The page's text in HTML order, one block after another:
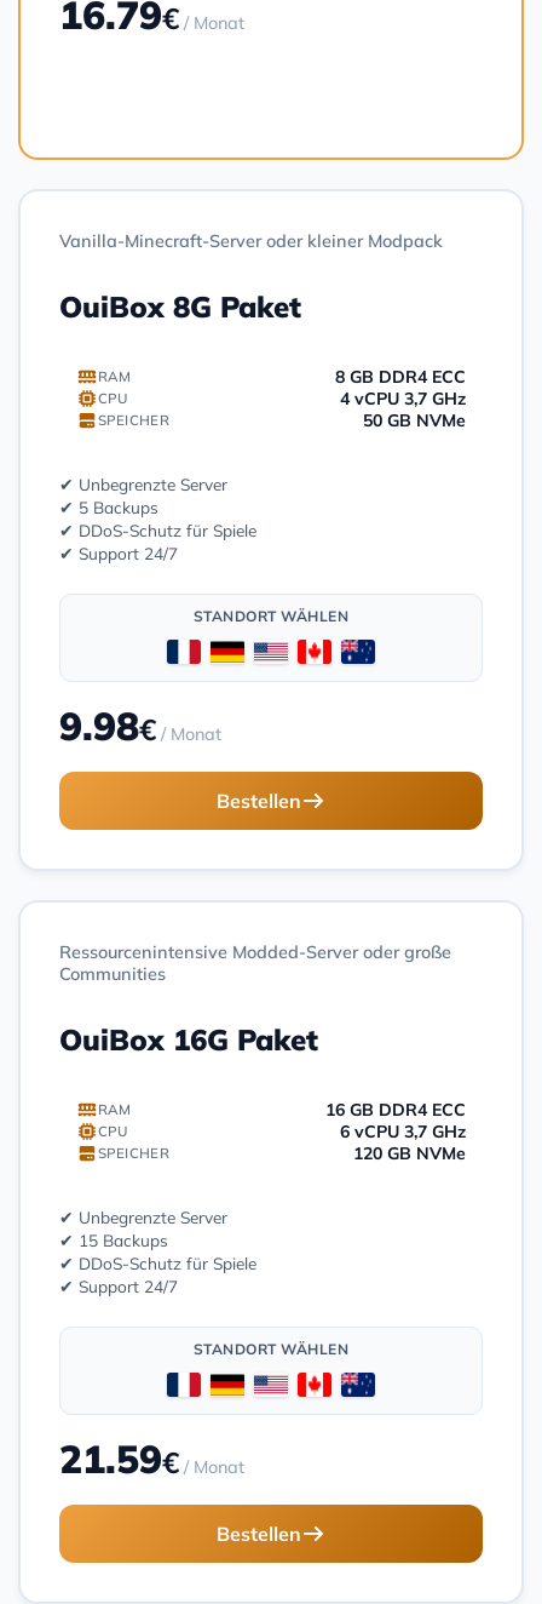
Vanilla-Minecraft-Server oder kleiner Modpack
OuiBox 8G Paket
RAM 8 GB DDR4 ECC
CPU 4 vCPU 3,7 GHz
SPEICHER 50 GB NVMe
✔ Unbegrenzte Server
✔ 5 Backups
✔ DDoS-Schutz für Spiele
✔ Support 24/7
STANDORT WÄHLEN
9.98€ / Monat
Bestellen
16.79€ / Monat
Ressourcenintensive Modded-Server oder große
Communities
OuiBox 16G Paket
RAM 16 GB DDR4 ECC
CPU 6 vCPU 3,7 GHz
SPEICHER 120 GB NVMe
✔ Unbegrenzte Server
✔ 15 Backups
✔ DDoS-Schutz für Spiele
✔ Support 24/7
STANDORT WÄHLEN
21.59€ / Monat
Bestellen